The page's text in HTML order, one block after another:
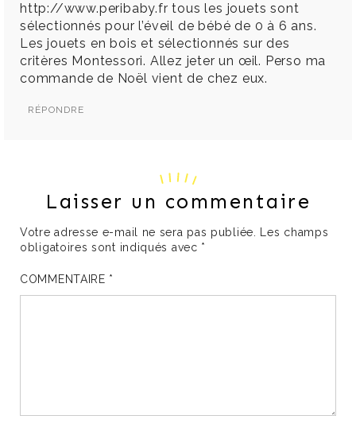
http://www.peribaby.fr tous les jouets sont
sélectionnés pour l’éveil de bébé de 0 à 6 ans.
Les jouets en bois et sélectionnés sur des
critères Montessori. Allez jeter un œil. Perso ma
commande de Noël vient de chez eux.
RÉPONDRE
Laisser un commentaire
Votre adresse e-mail ne sera pas publiée. Les champs
obligatoires sont indiqués avec *
COMMENTAIRE *